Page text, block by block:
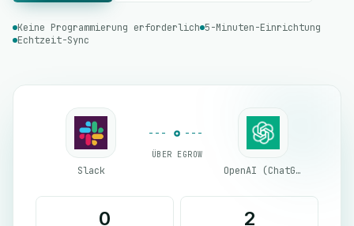
Keine Programmierung erforderlich 5-Minuten-Einrichtung
Echtzeit-Sync
Slack
ÜBER EGROW
OpenAI (ChatGPT)
0 2